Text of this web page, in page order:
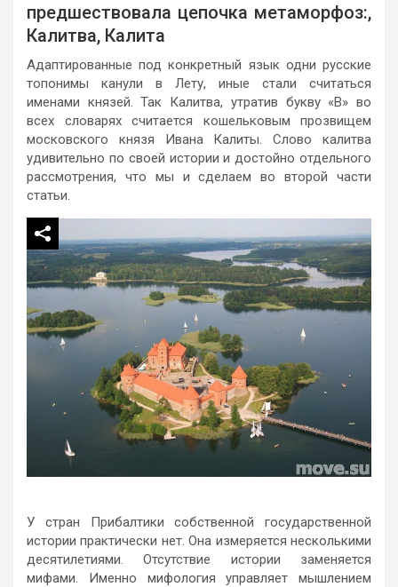
предшествовала цепочка метаморфоз:,
Калитва, Калита
Адаптированные под конкретный язык одни русские
топонимы канули в Лету, иные стали считаться
именами князей. Так Калитва, утратив букву «В» во
всех словарях считается кошельковым прозвищем
московского князя Ивана Калиты. Слово калитва
удивительно по своей истории и достойно отдельного
рассмотрения, что мы и сделаем во второй части
статьи.
У стран Прибалтики собственной государственной
истории практически нет. Она измеряется несколькими
десятилетиями. Отсутствие истории заменяется
мифами. Именно мифология управляет мышлением